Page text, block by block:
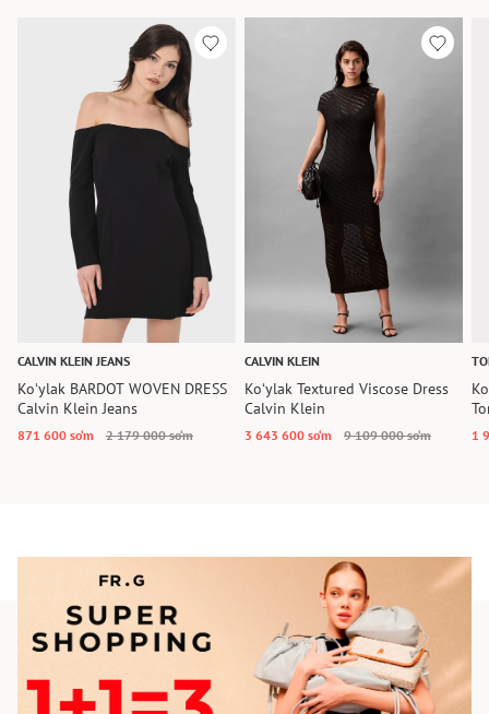
CALVIN KLEIN JEANS
Koʻylak BARDOT WOVEN DRESS
Calvin Klein Jeans
871 600 so‘m 2 179 000 so‘m
CALVIN KLEIN
Koʻylak Textured Viscose Dress
Calvin Klein
3 643 600 so‘m 9 109 000 so‘m 1